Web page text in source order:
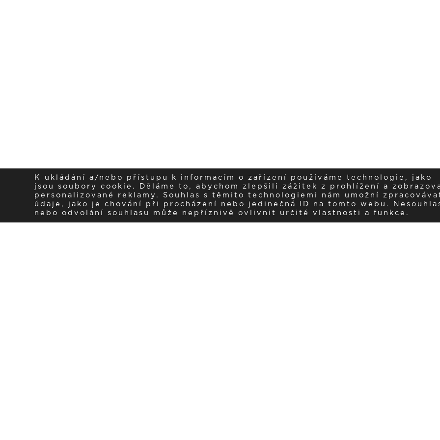
K ukládání a/nebo přístupu k informacím o zařízení používáme technologie, jako
jsou soubory cookie. Děláme to, abychom zlepšili zážitek z prohlížení a
personalizované reklamy. Souhlas s těmito technologiemi nám umožní
údaje, jako je chování při procházení nebo jedinečná ID na tomto webu.
nebo odvolání souhlasu může nepříznivě ovlivnit určité vlastnosti a funkce.